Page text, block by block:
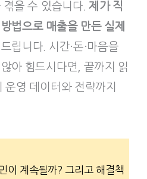
겪을 수 있습니다.제가 직
법으로 매출을 만든 실제
립니다. 시간·돈·마음을
아 힘드시다면, 끝까지 읽
영 데이터와 전략까지
이 계속될까? 그리고 해결책